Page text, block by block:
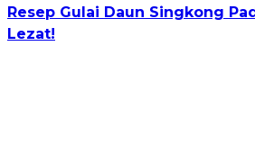
Resep Gulai Daun Singkong
Lezat!